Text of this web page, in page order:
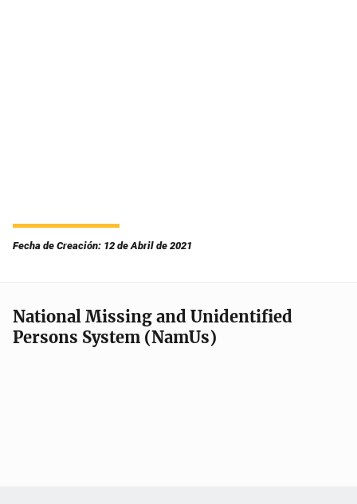
Fecha de Creación: 12 de Abril de 2021
National Missing and Unidentified
Persons System (NamUs)